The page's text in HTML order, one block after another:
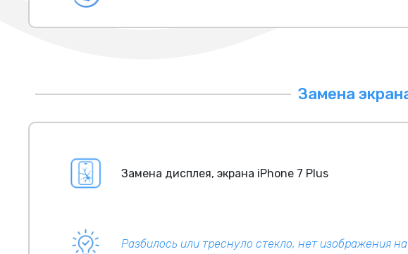
Замена
Замена дисплея, экрана iPhone 7 Plus
Разбилось или треснуло стекло, нет изображения